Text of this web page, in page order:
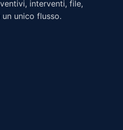
interventi, file,
unico flusso.